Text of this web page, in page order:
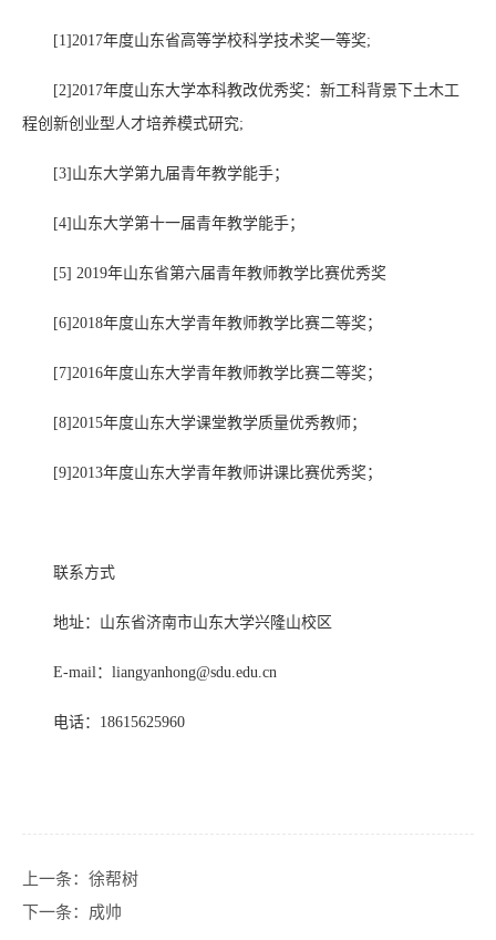
[1]2017年度山东省高等学校科学技术奖一等奖;
[2]2017年度山东大学本科教改优秀奖：新工科背景下土木工
程创新创业型人才培养模式研究;
[3]山东大学第九届青年教学能手；
[4]山东大学第十一届青年教学能手；
[5] 2019年山东省第六届青年教师教学比赛优秀奖
[6]2018年度山东大学青年教师教学比赛二等奖；
[7]2016年度山东大学青年教师教学比赛二等奖；
[8]2015年度山东大学课堂教学质量优秀教师；
[9]2013年度山东大学青年教师讲课比赛优秀奖；
联系方式
地址：山东省济南市山东大学兴隆山校区
E-mail：liangyanhong@sdu.edu.cn
电话： 18615625960
上一条： 徐帮树
下一条： 成帅